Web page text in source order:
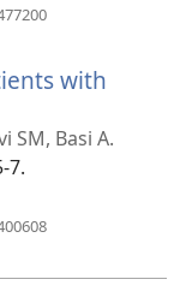
mới)with
SM, Basi A.
7.